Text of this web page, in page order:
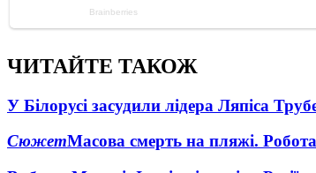
ЧИТАЙТЕ ТАКОЖ
У Білорусі засудили лідера Ляпіса
СюжетМасова смерть на пляжі.